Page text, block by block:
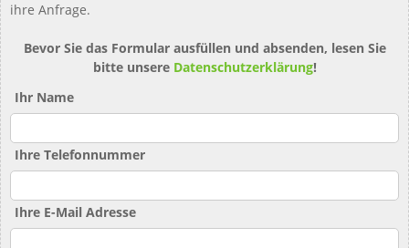
ihre Anfrage.
Bevor Sie das Formular ausfüllen und absenden, lesen Sie
bitte unsere Datenschutzerklärung!
Ihr Name
Ihre Telefonnummer
Ihre E-Mail Adresse